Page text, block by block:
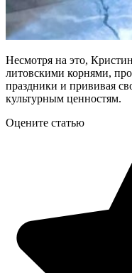
Несмотря на это,
литовскими корнями,
праздники и прививая
культурным ценностям.
Оцените статью